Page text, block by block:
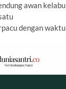
awan kelabu
dengan waktu